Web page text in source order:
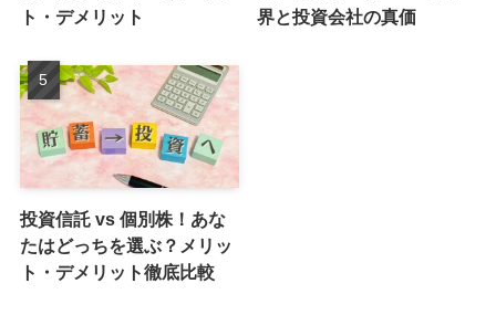
ト・デメリット
界と投資会社の真価
投資信託 vs 個別株！あな
たはどっちを選ぶ？メリッ
ト・デメリット徹底比較